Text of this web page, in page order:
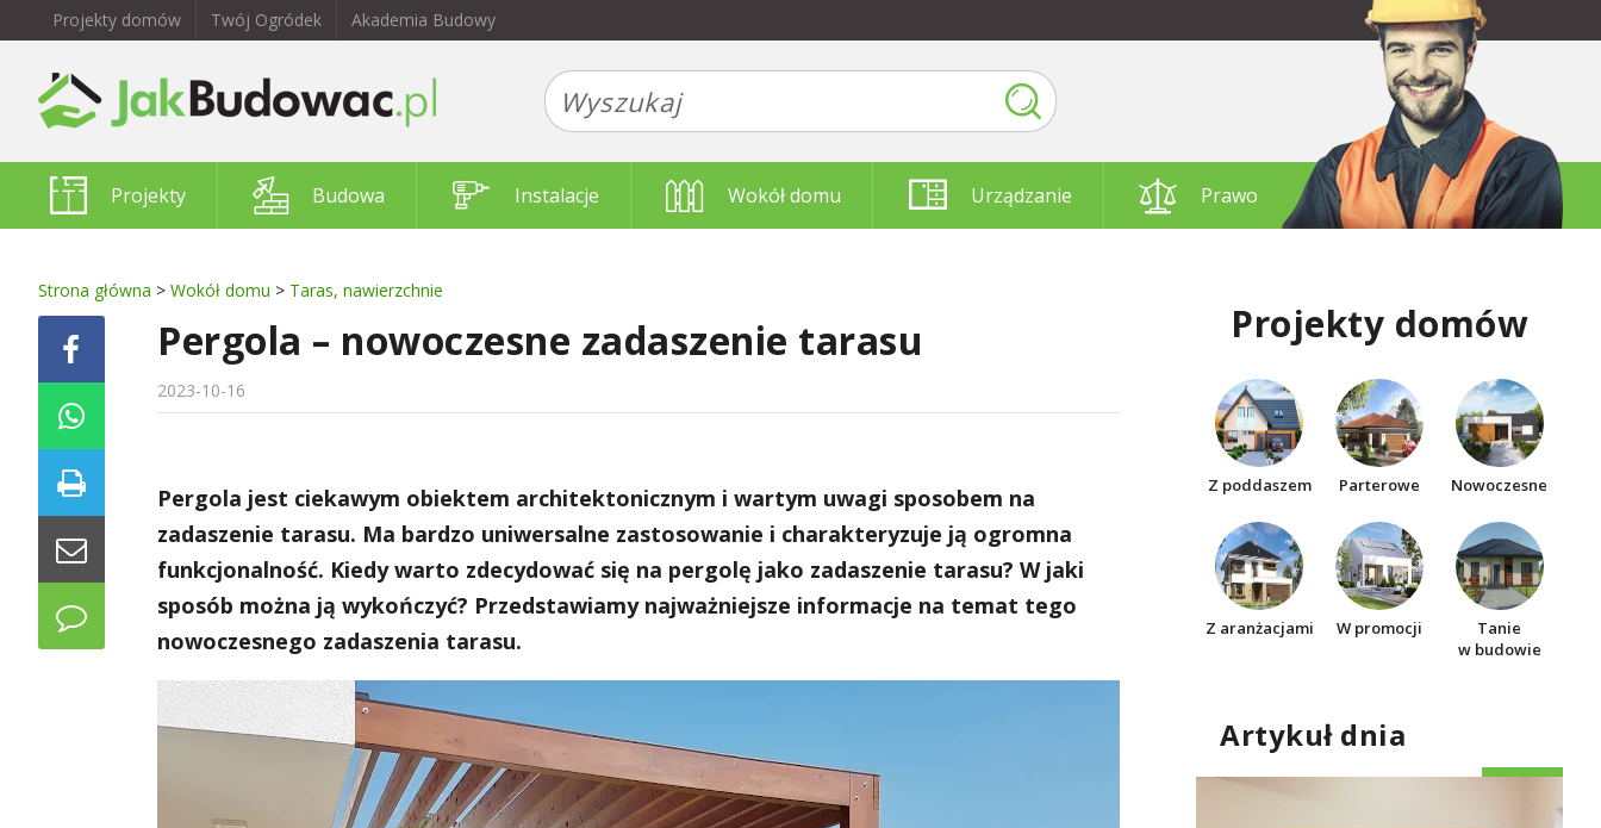
Projekty domów Twój Ogródek Akademia Budowy
Projekty Budowa Instalacje Wokół domu Urządzanie Prawo
Strona główna > Wokół domu > Taras, nawierzchnie
Pergola – nowoczesne zadaszenie tarasu
2023-10-16
Pergola jest ciekawym obiektem architektonicznym i wartym uwagi sposobem na
zadaszenie tarasu. Ma bardzo uniwersalne zastosowanie i charakteryzuje ją ogromna
funkcjonalność. Kiedy warto zdecydować się na pergolę jako zadaszenie tarasu? W jaki
sposób można ją wykończyć? Przedstawiamy najważniejsze informacje na temat tego
nowoczesnego zadaszenia tarasu.
Projekty domów
Z poddaszem Parterowe Nowoczesne
Z aranżacjami W promocji
Tanie
w budowie
Artykuł dnia